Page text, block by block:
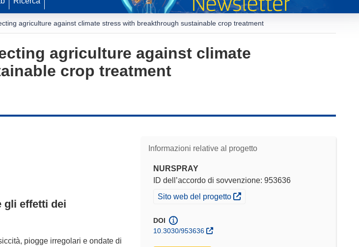
agriculture against climate stress with breakthrough sustainable crop treatment
agriculture against climate
crop treatment
Informazioni relative al progetto
NURSPRAY
ID dell’accordo di sovvenzione: 953636
(si apre in una nuova finestra)
Sito web del progetto
DOI
10.3030/953636
gli effetti dei
piogge irregolari e ondate di